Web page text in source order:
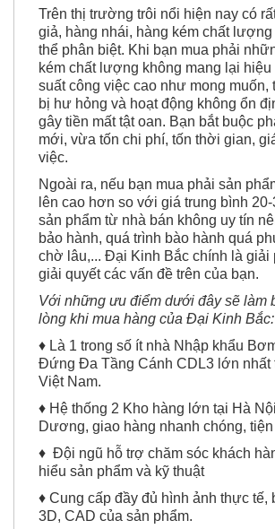
Trên thị trường trôi nổi hiện nay có
giả, hàng nhái, hàng kém chất
thể phân biệt. Khi bạn mua phải
kém chất lượng không mang lại hiệu
suất công việc cao như mong muốn,
bị hư hỏng và hoạt động không ổn
gây tiền mất tật oan. Bạn bắt buộc
mới, vừa tốn chi phí, tốn thời gian,
việc.
Ngoài ra, nếu bạn mua phải sản
lên cao hơn so với giá trung bình
sản phẩm từ nhà bán không uy tín
bảo hành, quá trình bào hành quá
chờ lâu,... Đại Kinh Bắc chính là giải
giải quyết các vấn đề trên của bạn.
Với những ưu điểm dưới đây sẽ làm
lòng khi mua hàng của Đại Kinh Bắc:
♦ Là 1 trong số ít nhà Nhập khẩu
Đứng Đa Tầng Cánh CDL3 lớn nhất
Việt Nam.
♦ Hệ thống 2 Kho hàng lớn tại Hà
Dương, giao hàng nhanh chóng,
♦ Đội ngũ hỗ trợ chăm sóc khách
hiểu sản phẩm và kỹ thuật
♦ Cung cấp đầy đủ hình ảnh thực tế,
3D, CAD của sản phẩm.